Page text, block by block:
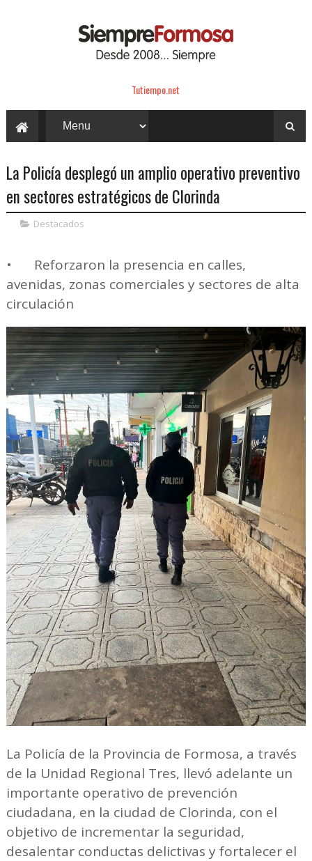
Tutiempo.net
La Policía desplegó un amplio operativo preventivo
en sectores estratégicos de Clorinda
Destacados
•
Reforzaron la presencia en calles,
avenidas, zonas comerciales y sectores de alta
circulación
La Policía de la Provincia de Formosa, a través
de la Unidad Regional Tres, llevó adelante un
importante operativo de prevención
ciudadana, en la ciudad de Clorinda, con el
objetivo de incrementar la seguridad,
desalentar conductas delictivas y fortalecer el